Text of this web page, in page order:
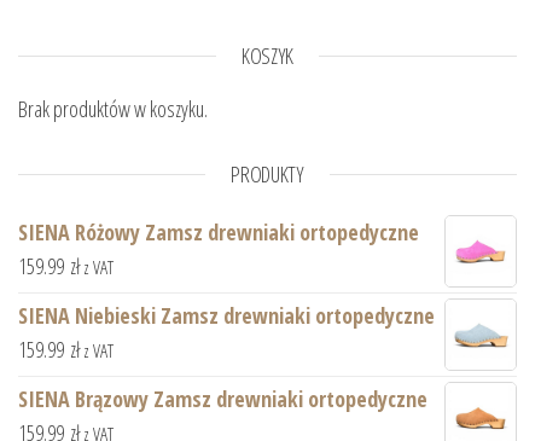
KOSZYK
Brak produktów w koszyku.
PRODUKTY
SIENA Różowy Zamsz drewniaki ortopedyczne
159.99 zł z VAT
SIENA Niebieski Zamsz drewniaki ortopedyczne
159.99 zł z VAT
SIENA Brązowy Zamsz drewniaki ortopedyczne
159.99 zł z VAT